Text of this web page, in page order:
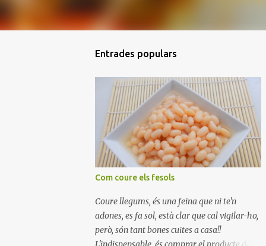
Entrades populars
Com coure els fesols
Coure llegums, és una feina que ni te'n
adones, es fa sol, està clar que cal vigilar-ho,
però, són tant bones cuites a casa!!